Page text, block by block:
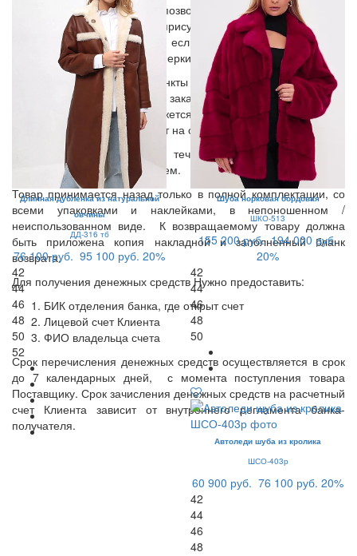
В день доставки Курьер позвонит Вам и уточнит время
доставки. Вы можете в присутствии Курьера примерить
заказанные Вами вещи, и если что-то Вам не подошло,
вернуть курьеру. Время примерки -15 мин.
В остальные населенные пункты доставка осуществляется по
предоплате. Оставьте Ваш заказ и контактные данные на
нашем сайте, менеджер свяжется с Вами, уточнит стоимость и
сроки доставки и вышлет счет на оплату.
Возврат осуществляется в течении 14 дней с момента
получения товара покупателем.
Товар принимается назад только в полной комплектации, со
всеми упаковками и наклейками, в непоношенном /
неиспользованном виде. К возвращаемому товару должна
быть приложена копия накладной и заполненный бланк
возврата.
Для получения денежных средств Нужно предоставить:
БИК отделения банка, где открыт счет
Лицевой счет Клиента
ФИО владельца счета
Срок перечисления денежных средств осуществляется в срок
до 7 календарных дней, с момента поступления товара
Поставщику. Срок зачисления денежных средств на расчетный
счет Клиента зависит от внутреннего регламента банка-
получателя.
Длинная дубленка из натуральной
овчины
ДД-316 тб
76 100 руб. 95 100 руб. 20%
42
44
46
48
50
52
Шуба норковая бордовая
ШКО-513
155 200 руб. 194 000 руб.
20%
42
44
46
48
50
Автоледи шуба из кролика
ШСО-403р
60 900 руб. 76 100 руб. 20%
42
44
46
48